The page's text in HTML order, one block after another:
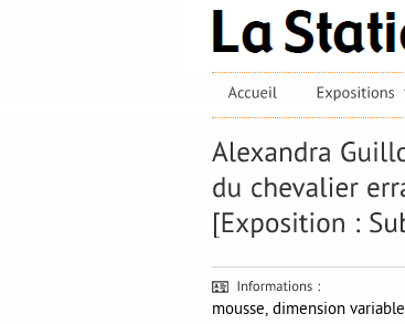
mousse, dimension variable